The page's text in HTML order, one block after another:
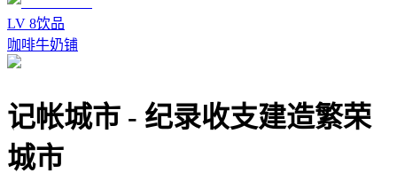
LV 8饮品
咖啡牛奶铺
记帐城市 - 纪录收支建造繁荣
城市